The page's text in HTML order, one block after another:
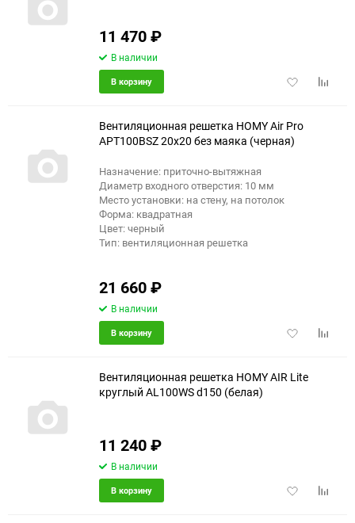
11 470₽
В наличии
Добавить
В корзину
Вентиляционная решетка HOMY Air Pro
APT100BSZ 20x20 без маяка (черная)
Назначение: приточно-вытяжная
Диаметр входного отверстия: 10 мм
Место установки: на стену, на потолок
Форма: квадратная
Цвет: черный
Тип: вентиляционная решетка
21 660₽
В наличии
Добавить
В корзину
Вентиляционная решетка HOMY AIR Lite
круглый AL100WS d150 (белая)
11 240₽
В наличии
Добавить
В корзину